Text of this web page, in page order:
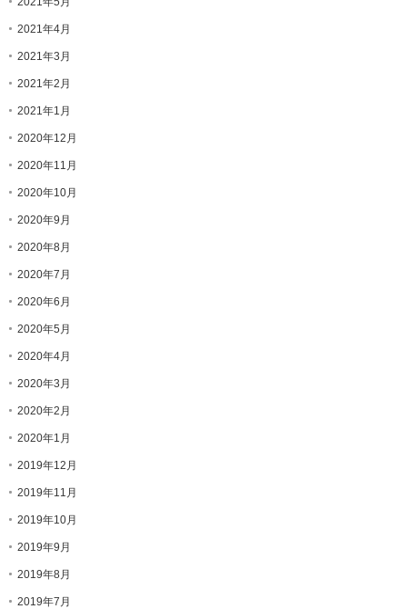
2021年4月
2021年3月
2021年2月
2021年1月
2020年12月
2020年11月
2020年10月
2020年9月
2020年8月
2020年7月
2020年6月
2020年5月
2020年4月
2020年3月
2020年2月
2020年1月
2019年12月
2019年11月
2019年10月
2019年9月
2019年8月
2019年7月